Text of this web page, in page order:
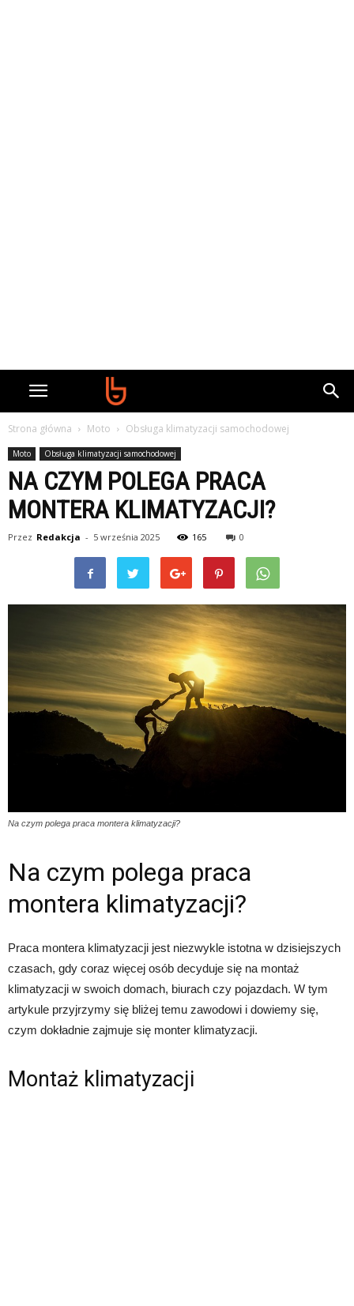
Strona główna Moto Obsługa klimatyzacji samochodowej
Moto Obsługa klimatyzacji samochodowej
NA CZYM POLEGA PRACA
MONTERA KLIMATYZACJI?
Przez Redakcja - 5 września 2025 165 0
Na czym polega praca montera klimatyzacji?
Na czym polega praca
montera klimatyzacji?
Praca montera klimatyzacji jest niezwykle istotna w dzisiejszych
czasach, gdy coraz więcej osób decyduje się na montaż
klimatyzacji w swoich domach, biurach czy pojazdach. W tym
artykule przyjrzymy się bliżej temu zawodowi i dowiemy się,
czym dokładnie zajmuje się monter klimatyzacji.
Montaż klimatyzacji